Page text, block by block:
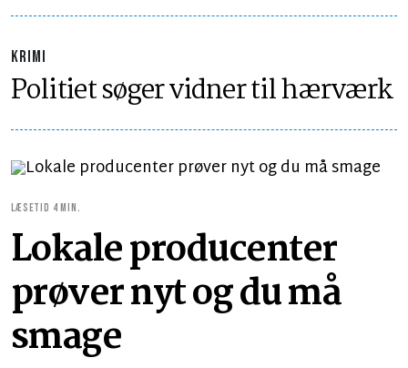
KRIMI
Politiet søger vidner til hærværk
LÆSETID 4 MIN.
Lokale producenter
prøver nyt og du må
smage